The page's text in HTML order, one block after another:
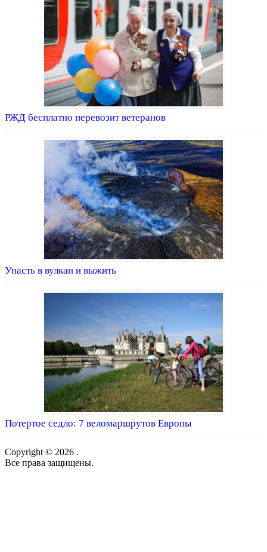
РЖД бесплатно перевозит ветеранов
Упасть в вулкан и выжить
Потертое седло: 7 веломаршрутов Европы
Copyright © 2026 .
Все права защищены.